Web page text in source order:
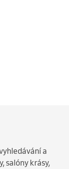
a
salóny krásy,